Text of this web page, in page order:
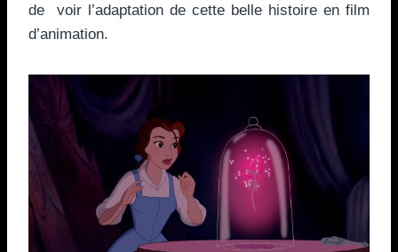
de voir l’adaptation de cette belle histoire en film
d’animation.